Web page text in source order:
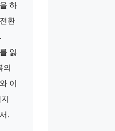
하
환
잃
의
이
.